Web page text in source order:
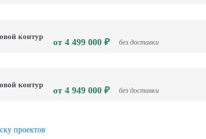
контур
от 4 499 000 ₽ без доставки
контур
от 4 949 000 ₽ без доставки
проектов